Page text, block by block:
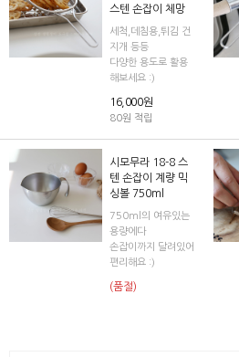
스텐 손잡이 체망
세척,데침용,튀김 건
지개 등등
다양한 용도로 활용
해보세요 :)
16,000원
80원 적립
시모무라 18-8 스
텐 손잡이 계량 믹
싱볼 750ml
750ml의 여유있는
용량에다
손잡이까지 달려있어
편리해요 :)
(품절)